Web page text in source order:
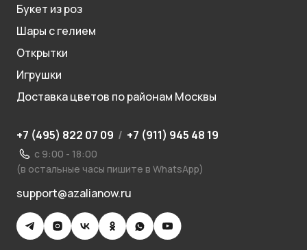
Букет из роз
Шары с гелием
Открытки
Игрушки
Доставка цветов по районам Москвы
+7 (495) 822 07 09 / +7 (911) 945 48 19
с 9:00 - 18:00
(в остальные часы пишите в WhatsApp)
support@azalianow.ru